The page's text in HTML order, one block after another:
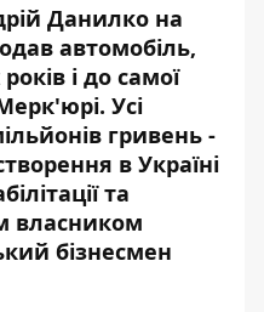
Данилко на
автомобіль,
і до самої
Усі
гривень -
в Україні
та
власником
бізнесмен